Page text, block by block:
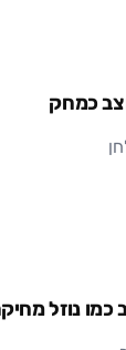
כמחק
נוזל